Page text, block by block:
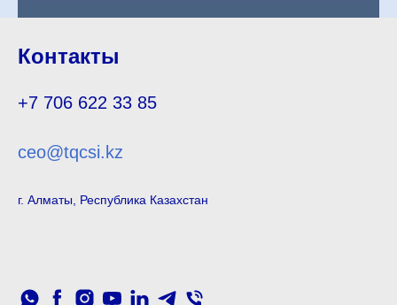
Контакты
+7 706 622 33 85
ceo@tqcsi.kz
г. Алматы, Республика Казахстан